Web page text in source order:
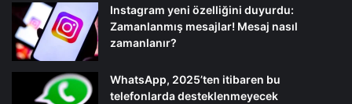
Instagram yeni özelliğini duyurdu:
Zamanlanmış mesajlar! Mesaj nasıl
zamanlanır?
WhatsApp, 2025’ten itibaren bu
telefonlarda desteklenmeyecek